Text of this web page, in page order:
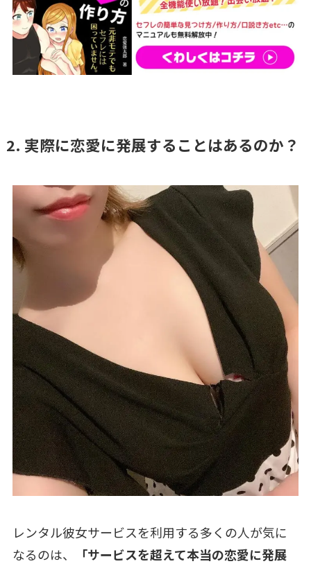
2. 実際に恋愛に発展することはあるのか？
レンタル彼女サービスを利用する多くの人が気に
なるのは、
「サービスを超えて本当の恋愛に発展